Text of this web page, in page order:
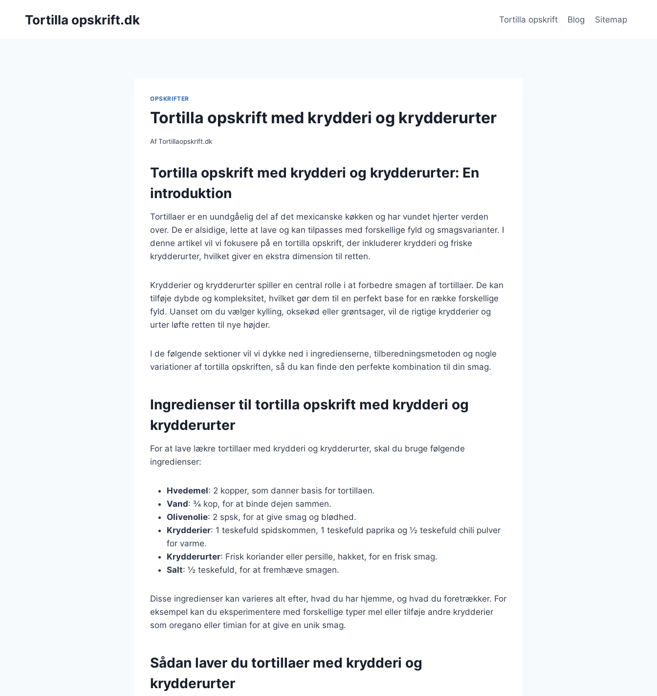
Tortilla opskrift.dk Tortilla opskrift Blog Sitemap
OPSKRIFTER
Tortilla opskrift med krydderi og krydderurter
AfTortillaopskrift.dk
Tortilla opskrift med krydderi og krydderurter: En
introduktion
Tortillaer er en uundgåelig del af det mexicanske køkken og har vundet hjerter verden
over. De er alsidige, lette at lave og kan tilpasses med forskellige fyld og smagsvarianter. I
denne artikel vil vi fokusere på en tortilla opskrift, der inkluderer krydderi og friske
krydderurter, hvilket giver en ekstra dimension til retten.
Krydderier og krydderurter spiller en central rolle i at forbedre smagen af tortillaer. De kan
tilføje dybde og kompleksitet, hvilket gør dem til en perfekt base for en række forskellige
fyld. Uanset om du vælger kylling, oksekød eller grøntsager, vil de rigtige krydderier og
urter løfte retten til nye højder.
I de følgende sektioner vil vi dykke ned i ingredienserne, tilberedningsmetoden og nogle
variationer af tortilla opskriften, så du kan finde den perfekte kombination til din smag.
Ingredienser til tortilla opskrift med krydderi og
krydderurter
For at lave lækre tortillaer med krydderi og krydderurter, skal du bruge følgende
ingredienser:
Hvedemel: 2 kopper, som danner basis for tortillaen.
Vand: ¾ kop, for at binde dejen sammen.
Olivenolie: 2 spsk, for at give smag og blødhed.
Krydderier: 1 teskefuld spidskommen, 1 teskefuld paprika og ½ teskefuld chili pulver
for varme.
Krydderurter: Frisk koriander eller persille, hakket, for en frisk smag.
Salt: ½ teskefuld, for at fremhæve smagen.
Disse ingredienser kan varieres alt efter, hvad du har hjemme, og hvad du foretrækker. For
eksempel kan du eksperimentere med forskellige typer mel eller tilføje andre krydderier
som oregano eller timian for at give en unik smag.
Sådan laver du tortillaer med krydderi og
krydderurter